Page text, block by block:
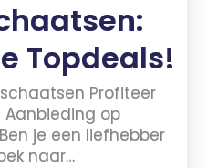
Topdeals!
Profiteer
Aanbieding op
je een liefhebber
naar…